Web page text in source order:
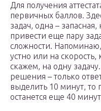
Для получения
первичных баллов.
задач, одна –
привести еще пару
сложности.
устно или на скорость,
скажем, на одну
решения – только
выделить 10 минут, то
останется еще 40